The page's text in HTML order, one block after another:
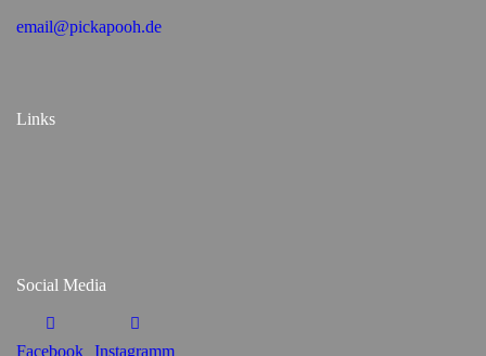
email@pickapooh.de
Links
Social Media
Facebook Instagramm